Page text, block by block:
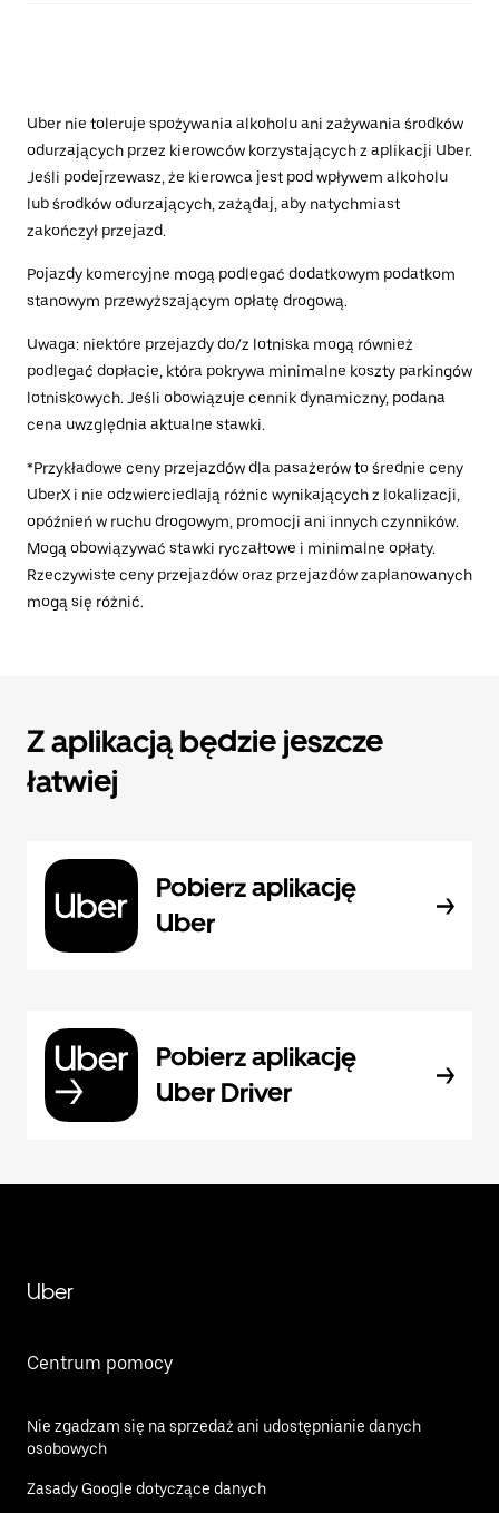
Uber nie toleruje spożywania alkoholu ani zażywania środków
odurzających przez kierowców korzystających z aplikacji Uber.
Jeśli podejrzewasz, że kierowca jest pod wpływem alkoholu
lub środków odurzających, zażądaj, aby natychmiast
zakończył przejazd.
Pojazdy komercyjne mogą podlegać dodatkowym podatkom
stanowym przewyższającym opłatę drogową.
Uwaga: niektóre przejazdy do/z lotniska mogą również
podlegać dopłacie, która pokrywa minimalne koszty parkingów
lotniskowych. Jeśli obowiązuje cennik dynamiczny, podana
cena uwzględnia aktualne stawki.
*Przykładowe ceny przejazdów dla pasażerów to średnie ceny
UberX i nie odzwierciedlają różnic wynikających z lokalizacji,
opóźnień w ruchu drogowym, promocji ani innych czynników.
Mogą obowiązywać stawki ryczałtowe i minimalne opłaty.
Rzeczywiste ceny przejazdów oraz przejazdów zaplanowanych
mogą się różnić.
Z aplikacją będzie jeszcze
łatwiej
Pobierz aplikację
Uber
Pobierz aplikację
Uber Driver
Uber
Centrum pomocy
Nie zgadzam się na sprzedaż ani udostępnianie danych
osobowych
Zasady Google dotyczące danych